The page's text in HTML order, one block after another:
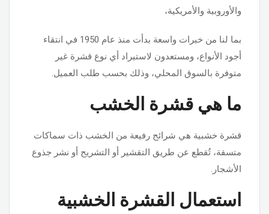
والأوروبية والأمريكية،
بما لنا من خبرات واسعة بدأت منذ عام 1950 في انتقاء
أجود الأنواع، ومستعدون لاستيراد أي نوع قشرة غير
متوفرة بالسوق المحلي، وذلك بحسب طلب العميل.
ما هي قشرة الخشب
قشرة خشبية هي شرائح رفيعة من الخشب ذات سماكات
متسقة، تُقطع عن طريق التقشير أو التشريح أو نشر جذوع
الأشجار.
استعمال القشرة الخشبية